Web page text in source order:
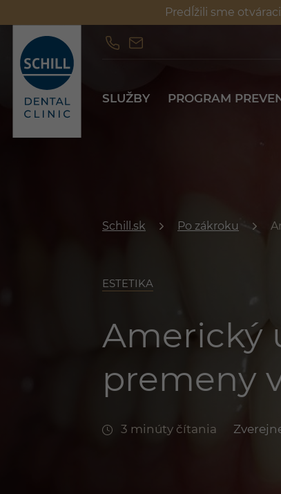
Predĺžili sme
SLUŽBY PROGRAM
Schill.sk Po zákroku
ESTETIKA
Americký
premeny
3 minúty čítania
PROGRAM